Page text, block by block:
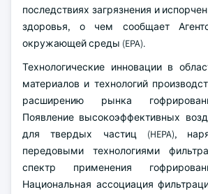
последствиях загрязнения и
здоровья, о чем сообщает
окружающей среды (EPA).
Технологические инновации в
материалов и технологий
расширению рынка
Появление высокоэффективных
для твердых частиц (HEPA),
передовыми технологиями
спектр применения
Национальная ассоциация